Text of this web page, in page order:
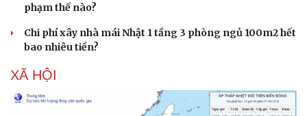
Văn hóa
Giải trí
Nghệ sĩ
phạm thế nào?
Chi phí xây nhà mái Nhật 1 tầng 3 phòng ngủ 100m2 hết
bao nhiêu tiền?
XÃ HỘI